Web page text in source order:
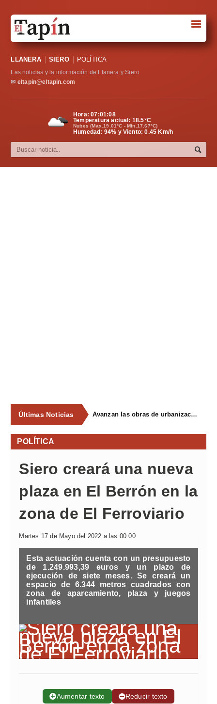
Sociedad
Política
Cultura
☰
LLANERA SIERO POLÍTICA
Las noticias y la información de Llanera y Siero
✉ eltapin@eltapin.com
Hora:07:01:09
Temperatura actual: 18.5°C
Nubes (Max.19.01ºC - Min.17.67ºC)
Humedad: 94% y Viento: 0.45 Km/h
Últimas Noticias Avanzan las obras de urbanización del parque de La Reconquista, en los terrenos del antiguo matadero de Pola de Siero
POLÍTICA
Siero creará una nueva
plaza en El Berrón en la
zona de El Ferroviario
Martes 17 de Mayo del 2022 a las 00:00
Esta actuación cuenta con un presupuesto
de 1.249.993,39 euros y un plazo de
ejecución de siete meses. Se creará un
espacio de 6.344 metros cuadrados con
zona de aparcamiento, plaza y juegos
infantiles
➕Aumentar texto ➖Reducir texto